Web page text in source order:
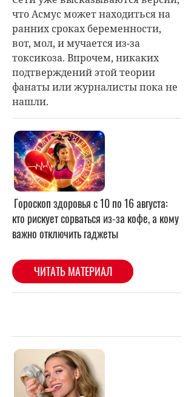
что Асмус может находиться на
ранних сроках беременности,
вот, мол, и мучается из-за
токсикоза. Впрочем, никаких
подтверждений этой теории
фанаты или журналисты пока не
нашли.